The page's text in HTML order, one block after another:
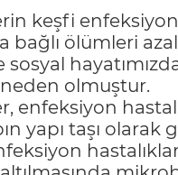
keşfi enfeksiyon
bağlı ölümleri
olmuştur.
enfeksiyon
yapı taşı olarak